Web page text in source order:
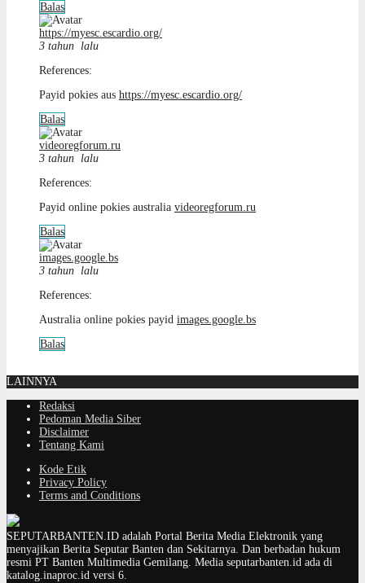
Balas
https://myesc.escardio.org/
3 tahun lalu
References:
Payid pokies aus https://myesc.escardio.org/
Balas
videoregforum.ru
3 tahun lalu
References:
Payid online pokies australia videoregforum.ru
Balas
images.google.bs
3 tahun lalu
References:
Australia online pokies payid images.google.bs
Balas
LAINNYA
Redaksi
Pedoman Media Siber
Disclaimer
Tentang Kami
Kode Etik
Privacy Policy
Terms and Conditions
SEPUTARBANTEN.ID adalah Portal Berita Media Elektronik yang
menyajikan Berita Seputar Banten dan Sekitarnya. Dan berbadan hukum
resmi PT Banten Multimedia Gemilang. Media seputarbanten.id ada di
katalog.inaproc.id versi 6.